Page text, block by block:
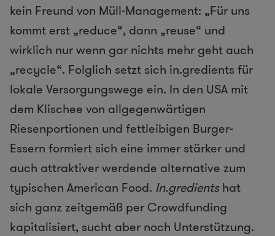
kein Freund von Müll-Management: „Für uns
kommt erst „reduce“, dann „reuse“ und
wirklich nur wenn gar nichts mehr geht auch
„recycle“. Folglich setzt sich in.gredients für
lokale Versorgungswege ein. In den USA mit
dem Klischee von allgegenwärtigen
Riesenportionen und fettleibigen Burger-
Essern formiert sich eine immer stärker und
auch attraktiver werdende alternative zum
typischen American Food. In.gredientshat
sich ganz zeitgemäß per Crowdfunding
kapitalisiert, sucht aber noch Unterstützung.